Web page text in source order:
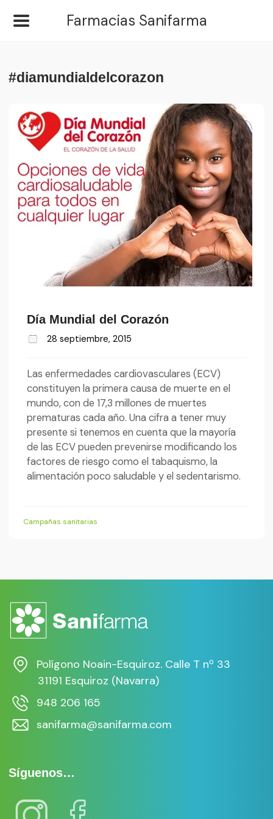
Farmacias Sanifarma
#diamundialdelcorazon
Día Mundial del Corazón
28 septiembre, 2015
Las enfermedades cardiovasculares (ECV)
constituyen la primera causa de muerte en el
mundo, con de 17,3 millones de muertes
prematuras cada año. Una cifra a tener muy
presente si tenemos en cuenta que la mayoría
de las ECV pueden prevenirse modificando los
factores de riesgo como el tabaquismo, la
alimentación poco saludable y el sedentarismo.
Campañas sanitarias
Polígono Noain-Esquiroz. Calle T nº 33
31191 Esquiroz (Navarra)
948 206 165
sanifarma@sanifarma.com
Síguenos…